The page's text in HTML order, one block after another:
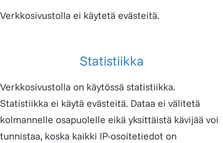
Verkkosivustolla ei käytetä evästeitä.
Statistiikka
Verkkosivustolla on käytössä statistiikka.
Statistiikka ei käytä evästeitä. Dataa ei välitetä
kolmannelle osapuolelle eikä yksittäistä kävijää voi
tunnistaa, koska kaikki IP-osoitetiedot on